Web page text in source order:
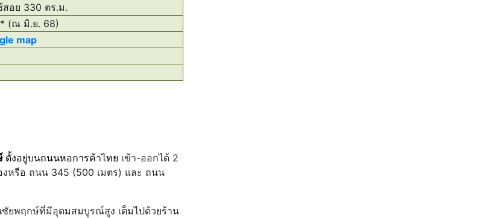
อย 330 ตร.ม.
(ณ มิ.ย. 68)
map
ตั้งอยู่บนถนนหอการค้าไทย เข้า-ออกได้ 2
หรือ ถนน 345 (500 เมตร) และ ถนน
ยพฤกษ์ที่มีอุดมสมบูรณ์สูง เต็มไปด้วยร้าน